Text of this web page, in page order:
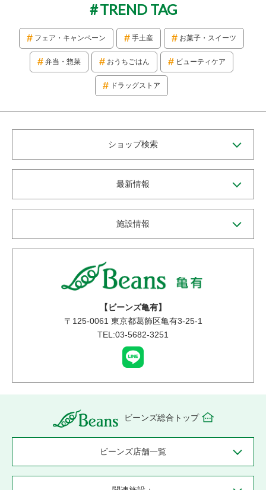
TREND TAG
フェア・キャンペーン 手土産 お菓子・スイーツ
弁当・惣菜 おうちごはん ビューティケア
ドラッグストア
ショップ検索
最新情報
施設情報
【ビーンズ亀有】
〒 125-0061 東京都葛飾区亀有3-25-1
TEL:03-5682-3251
ビーンズ総合トップ
ビーンズ店舗一覧